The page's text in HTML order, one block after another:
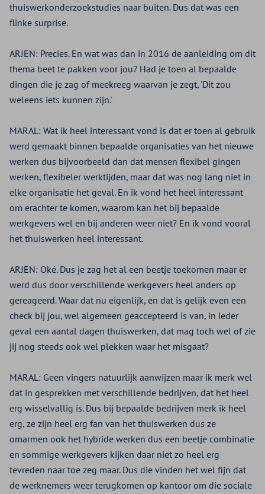
thuiswerkonderzoekstudies naar buiten. Dus dat was een
flinke surprise.
ARJEN: Precies. En wat was dan in 2016 de aanleiding om dit
thema beet te pakken voor jou? Had je toen al bepaalde
dingen die je zag of meekreeg waarvan je zegt, 'Dit zou
weleens iets kunnen zijn.'
MARAL: Wat ik heel interessant vond is dat er toen al gebruik
werd gemaakt binnen bepaalde organisaties van het nieuwe
werken dus bijvoorbeeld dan dat mensen flexibel gingen
werken, flexibeler werktijden, maar dat was nog lang niet in
elke organisatie het geval. En ik vond het heel interessant
om erachter te komen, waarom kan het bij bepaalde
werkgevers wel en bij anderen weer niet? En ik vond vooral
het thuiswerken heel interessant.
ARJEN: Oké. Dus je zag het al een beetje toekomen maar er
werd dus door verschillende werkgevers heel anders op
gereageerd. Waar dat nu eigenlijk, en dat is gelijk even een
check bij jou, wel algemeen geaccepteerd is van, in ieder
geval een aantal dagen thuiswerken, dat mag toch wel of zie
jij nog steeds ook wel plekken waar het misgaat?
MARAL: Geen vingers natuurlijk aanwijzen maar ik merk wel
dat in gesprekken met verschillende bedrijven, dat het heel
erg wisselvallig is. Dus bij bepaalde bedrijven merk ik heel
erg, ze zijn heel erg fan van het thuiswerken dus ze
omarmen ook het hybride werken dus een beetje combinatie
en sommige werkgevers kijken daar niet zo heel erg
tevreden naar toe zeg maar. Dus die vinden het wel fijn dat
de werknemers weer terugkomen op kantoor om die sociale